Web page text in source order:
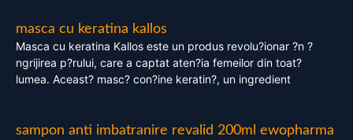
masca cu keratina kallos
Masca cu keratina Kallos este un produs revolu?ionar ?n ?
ngrijirea p?rului, care a captat aten?ia femeilor din toat?
lumea. Aceast? masc? con?ine keratin?, un ingredient
sampon anti imbatranire revalid 200ml ewopharma